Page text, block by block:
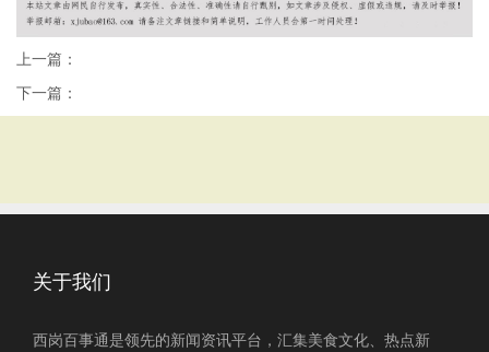
上一篇：
下一篇：
关于我们
西岗百事通是领先的新闻资讯平台，汇集美食文化、热点新